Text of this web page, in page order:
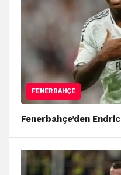
FENERBAHÇE
Fenerbahçe’den